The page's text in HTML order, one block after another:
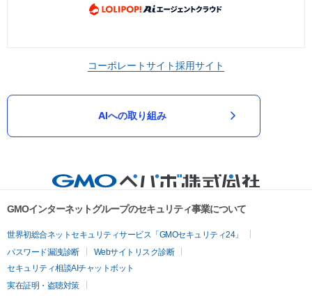
コーポレートサイト採用サイト
AIへの取り組み
GMOインターネットグループのセキュリティ事業について
世界初総合ネットセキュリティサービス「GMOセキュリティ24」
パスワード漏洩診断
Webサイトリスク診断
セキュリティ相談AIチャットボット
実在証明・盗聴対策